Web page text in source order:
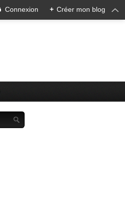
Connexion + Créer mon blog